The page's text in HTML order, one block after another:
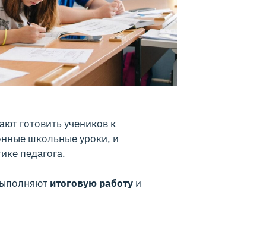
готовить учеников к
школьные уроки, и
педагога.
итоговую работу и